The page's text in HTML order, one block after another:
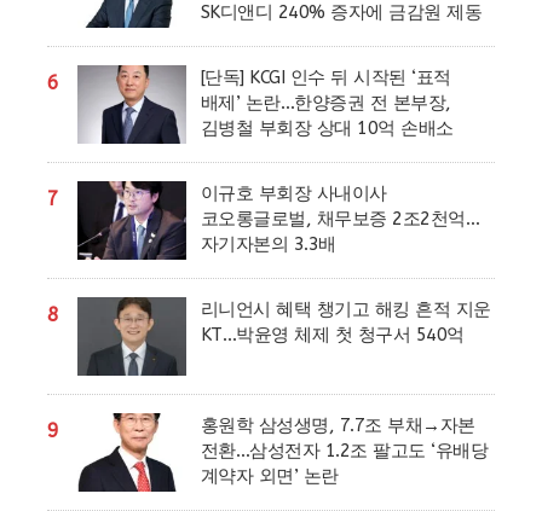
SK디앤디 240% 증자에 금감원 제동
6
[단독] KCGI 인수 뒤 시작된 ‘표적
배제’ 논란…한양증권 전 본부장,
김병철 부회장 상대 10억 손배소
7
이규호 부회장 사내이사
코오롱글로벌, 채무보증 2조2천억…
자기자본의 3.3배
8
리니언시 혜택 챙기고 해킹 흔적 지운
KT…박윤영 체제 첫 청구서 540억
9
홍원학 삼성생명, 7.7조 부채→자본
전환…삼성전자 1.2조 팔고도 ‘유배당
계약자 외면’ 논란